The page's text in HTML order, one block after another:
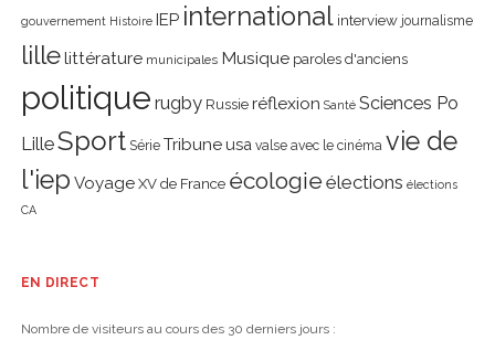
gouvernement Histoire IEP international interview journalisme
lillelittérature municipales Musique paroles d'anciens
politique rugby Russie réflexion Santé Sciences Po
LilleSport Série Tribune usa valse avec le cinéma vie de
l'iep Voyage XV de France écologie élections élections
CA
EN DIRECT
Nombre de visiteurs au cours des 30 derniers jours :